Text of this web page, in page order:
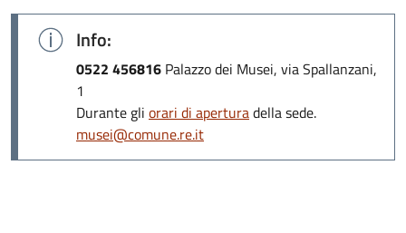
Info:
0522 456816 Palazzo dei Musei, via Spallanzani,
1
Durante gli orari di aperturadella sede.
musei@comune.re.it